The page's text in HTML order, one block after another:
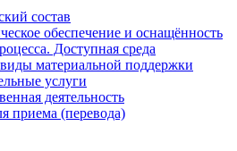
состав
обеспечение и оснащённость
Доступная среда
материальной поддержки
услуги
деятельность
приема (перевода)